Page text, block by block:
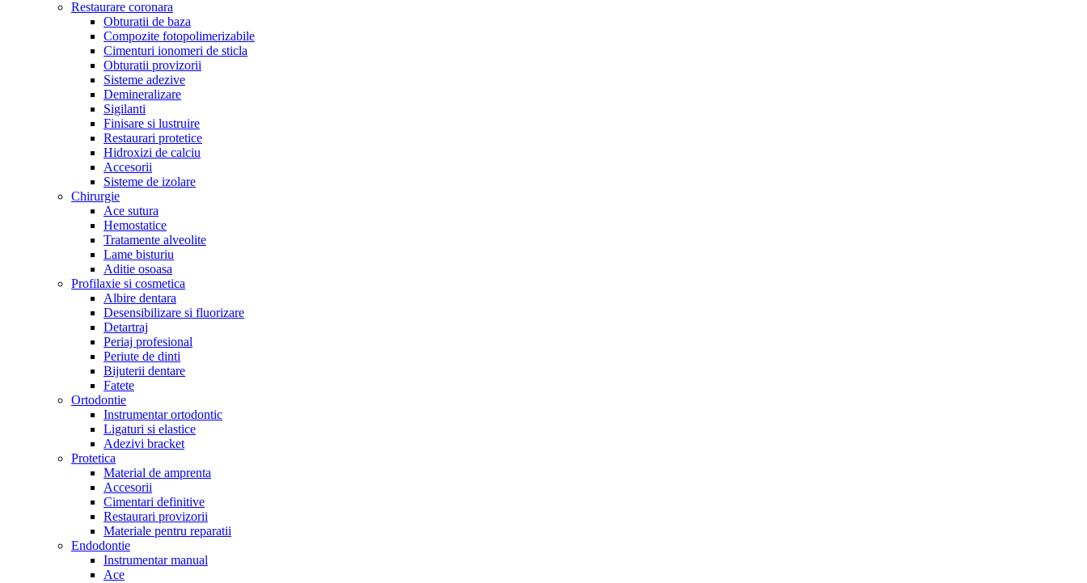
Restaurare coronara
Obturatii de baza
Compozite fotopolimerizabile
Cimenturi ionomeri de sticla
Obturatii provizorii
Sisteme adezive
Demineralizare
Sigilanti
Finisare si lustruire
Restaurari protetice
Hidroxizi de calciu
Accesorii
Sisteme de izolare
Chirurgie
Ace sutura
Hemostatice
Tratamente alveolite
Lame bisturiu
Aditie osoasa
Profilaxie si cosmetica
Albire dentara
Desensibilizare si fluorizare
Detartraj
Periaj profesional
Periute de dinti
Bijuterii dentare
Fatete
Ortodontie
Instrumentar ortodontic
Ligaturi si elastice
Adezivi bracket
Protetica
Material de amprenta
Accesorii
Cimentari definitive
Restaurari provizorii
Materiale pentru reparatii
Endodontie
Instrumentar manual
Ace